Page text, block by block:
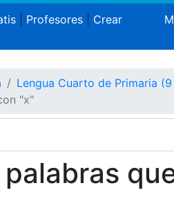
| Profesores| Crear
Lengua Cuarto de Primaria (9
"x"